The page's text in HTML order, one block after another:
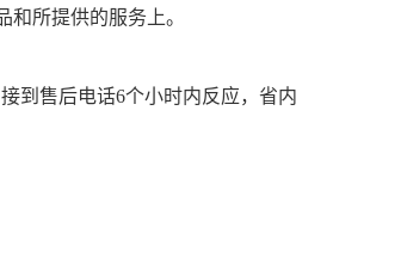
所提供的服务上。
到售后电话6个小时内反应，省内